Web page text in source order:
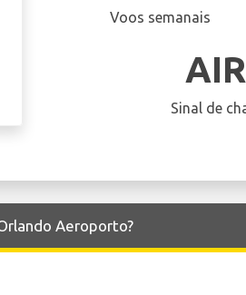
Voos semanais
Sinal de
Aeroporto?